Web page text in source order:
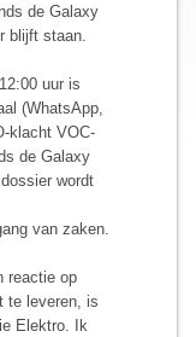
de Galaxy
blijft staan.
uur is
(WhatsApp,
klacht VOC-
de Galaxy
wordt
van zaken.
reactie op
te leveren, is
Elektro. Ik